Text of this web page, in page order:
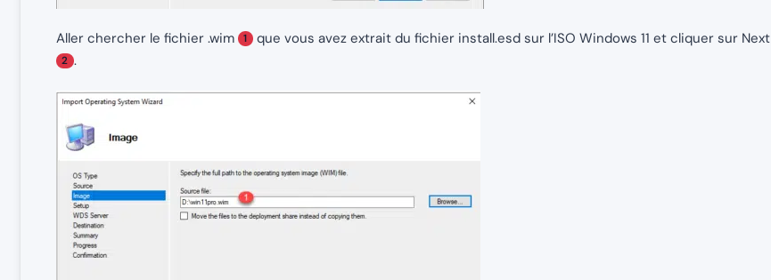
Aller chercher le fichier .wim 1 que vous avez extrait du fichier install.esd sur l’ISO Windows 11 et cliquer sur Next
2 .